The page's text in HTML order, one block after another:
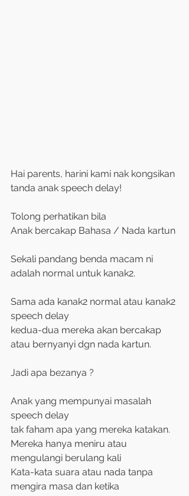
Hai parents, harini kami nak kongsikan
tanda anak speech delay!
Tolong perhatikan bila
Anak bercakap Bahasa / Nada kartun
Sekali pandang benda macam ni
adalah normal untuk kanak2.
Sama ada kanak2 normal atau kanak2
speech delay
kedua-dua mereka akan bercakap
atau bernyanyi dgn nada kartun.
Jadi apa bezanya ?
Anak yang mempunyai masalah
speech delay
tak faham apa yang mereka katakan.
Mereka hanya meniru atau
mengulangi berulang kali
Kata-kata suara atau nada tanpa
mengira masa dan ketika